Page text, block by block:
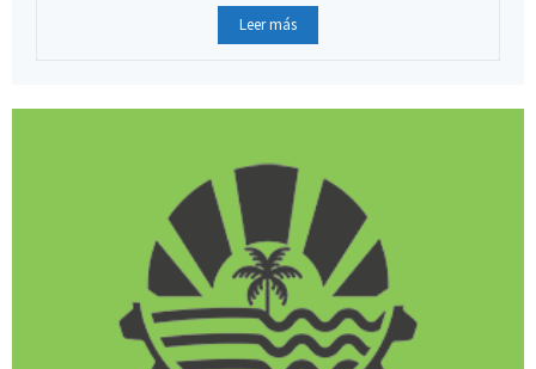
Leer más